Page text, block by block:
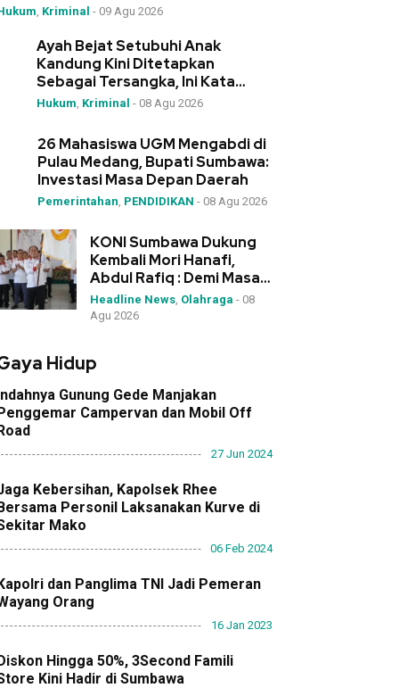
, Kriminal - 09 Agu 2026
Ayah Bejat Setubuhi Anak
Kandung Kini Ditetapkan
Sebagai Tersangka, Ini Kata
Kapolres Sumbawa
Hukum, Kriminal - 08 Agu 2026
26 Mahasiswa UGM Mengabdi di
Pulau Medang, Bupati Sumbawa:
Investasi Masa Depan Daerah
Pemerintahan, PENDIDIKAN - 08 Agu 2026
KONI Sumbawa Dukung
Kembali Mori Hanafi,
Abdul Rafiq : Demi Masa
Depan Olahraga NTB
Headline News, Olahraga - 08
Agu 2026
Hidup
Gunung Gede Manjakan
Campervan dan Mobil Off
27 Jun 2024
Kebersihan, Kapolsek Rhee
Personil Laksanakan Kurve di
Mako
06 Feb 2024
dan Panglima TNI Jadi Pemeran
Orang
16 Jan 2023
Hingga 50%, 3Second Famili
Kini Hadir di Sumbawa